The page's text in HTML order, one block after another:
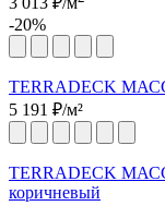
-20%
TERRADECK
5 191 ₽/м²
TERRADECK
коричневый